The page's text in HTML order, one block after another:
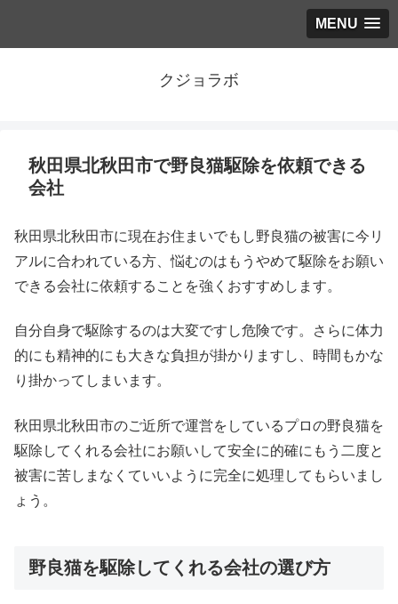
MENU
クジョラボ
秋田県北秋田市で野良猫駆除を依頼できる
会社
秋田県北秋田市に現在お住まいでもし野良猫の被害に今リ
アルに合われている方、悩むのはもうやめて駆除をお願い
できる会社に依頼することを強くおすすめします。
自分自身で駆除するのは大変ですし危険です。さらに体力
的にも精神的にも大きな負担が掛かりますし、時間もかな
り掛かってしまいます。
秋田県北秋田市のご近所で運営をしているプロの野良猫を
駆除してくれる会社にお願いして安全に的確にもう二度と
被害に苦しまなくていいように完全に処理してもらいまし
ょう。
野良猫を駆除してくれる会社の選び方